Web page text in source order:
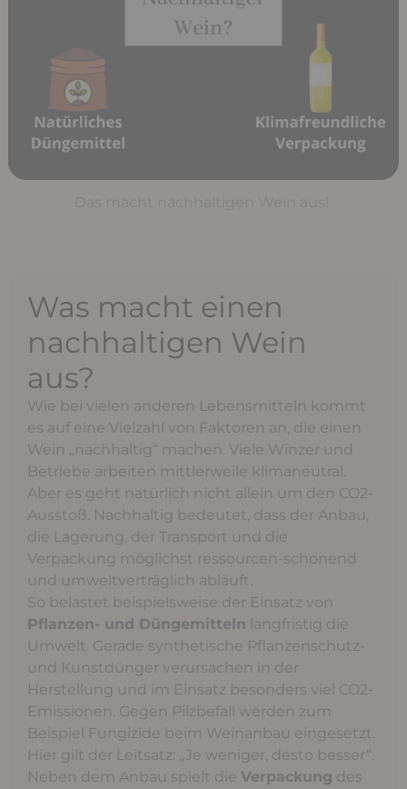
Was macht einen
nachhaltigen Wein
aus?
Wie bei vielen anderen Lebensmitteln kommt
es auf eine Vielzahl von Faktoren an, die einen
Wein „nachhaltig“ machen. Viele Winzer und
Betriebe arbeiten mittlerweile klimaneutral.
Aber es geht natürlich nicht allein um den CO2-
Ausstoß. Nachhaltig bedeutet, dass der Anbau,
die Lagerung, der Transport und die
Verpackung möglichst ressourcen-schonend
und umweltverträglich abläuft.
So belastet beispielsweise der Einsatz von
Pflanzen- und Düngemitteln langfristig die
Umwelt. Gerade synthetische Pflanzenschutz-
und Kunstdünger verursachen in der
Herstellung und im Einsatz besonders viel CO2-
Emissionen. Gegen Pilzbefall werden zum
Beispiel Fungizide beim Weinanbau eingesetzt.
Hier gilt der Leitsatz: „Je weniger, desto besser“.
Neben dem Anbau spielt die Verpackung des